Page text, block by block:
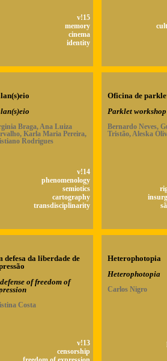
v!15
memory
cinema
identity
Braga, Ana Luiza
Karla Maria Pereira,
Rodrigues
v!14
phenomenology
semiotics
cartography
transdisciplinarity
Oficina de
Parklet workshop
Bernardo Neves,
Tristão, Aleska
defesa da liberdade de
of freedom of
Costa
v!13
censorship
Heterophotopia
Heterophotopia
Carlos Nigro